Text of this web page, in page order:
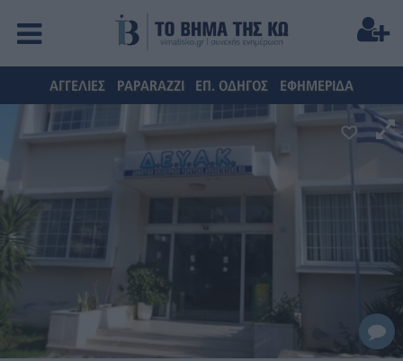
ΑΓΓΕΛΙΕΣ PAPARAZZI ΕΠ. ΟΔΗΓΟΣ ΕΦΗΜΕΡΙΔΑ